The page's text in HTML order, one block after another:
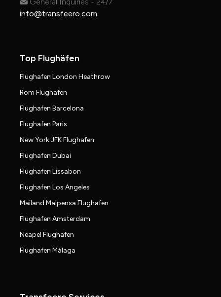
info@transfeero.com
Top Flughäfen
Flughafen London Heathrow
Rom Flughafen
Flughafen Barcelona
Flughafen Paris
New York JFK Flughafen
Flughafen Dubai
Flughafen Lissabon
Flughafen Los Angeles
Mailand Malpensa Flughafen
Flughafen Amsterdam
Neapel Flughafen
Flughafen Málaga